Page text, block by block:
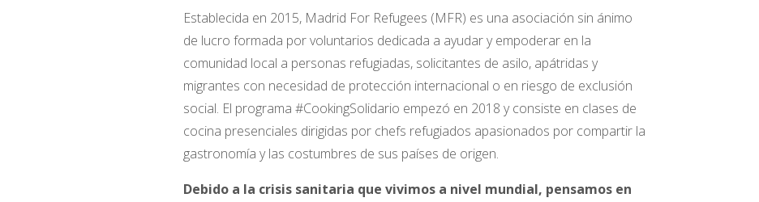
Establecida en 2015, Madrid For Refugees (MFR) es una asociación sin ánimo
de lucro formada por voluntarios dedicada a ayudar y empoderar en la
comunidad local a personas refugiadas, solicitantes de asilo, apátridas y
migrantes con necesidad de protección internacional o en riesgo de exclusión
social. El programa #CookingSolidario empezó en 2018 y consiste en clases de
cocina presenciales dirigidas por chefs refugiados apasionados por compartir la
gastronomía y las costumbres de sus países de origen.
Debido a la crisis sanitaria que vivimos a nivel mundial, pensamos en